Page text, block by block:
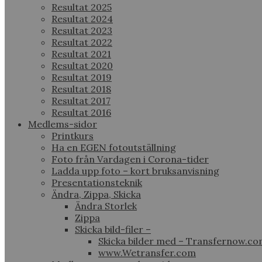
Resultat 2025
Resultat 2024
Resultat 2023
Resultat 2022
Resultat 2021
Resultat 2020
Resultat 2019
Resultat 2018
Resultat 2017
Resultat 2016
Medlems-sidor
Printkurs
Ha en EGEN fotoutställning
Foto från Vardagen i Corona-tider
Ladda upp foto – kort bruksanvisning
Presentationsteknik
Ändra, Zippa, Skicka
Ändra Storlek
Zippa
Skicka bild-filer –
Skicka bilder med –
www.Wetransfer.com